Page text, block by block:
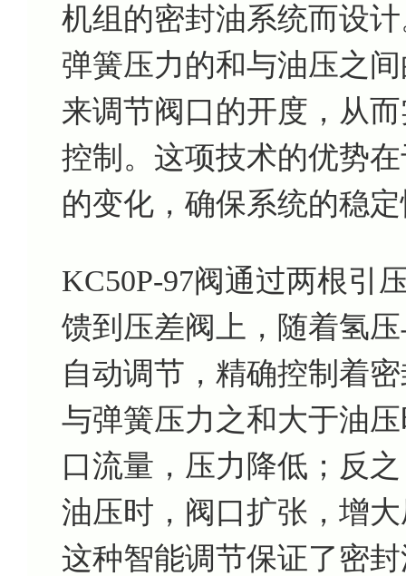
机组的密封油系统而设
弹簧压力的和与油压之
来调节阀口的开度，从
控制。这项技术的优势
的变化，确保系统的稳
KC50P-97阀通过两根引
馈到压差阀上，随着氢
自动调节，精确控制着
与弹簧压力之和大于油
口流量，压力降低；反
油压时，阀口扩张，增
这种智能调节保证了密